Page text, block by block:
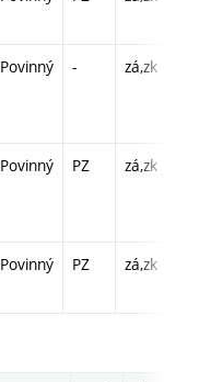
Povinný - zá,zk
Povinný PZ zá,zk
Povinný PZ zá,zk